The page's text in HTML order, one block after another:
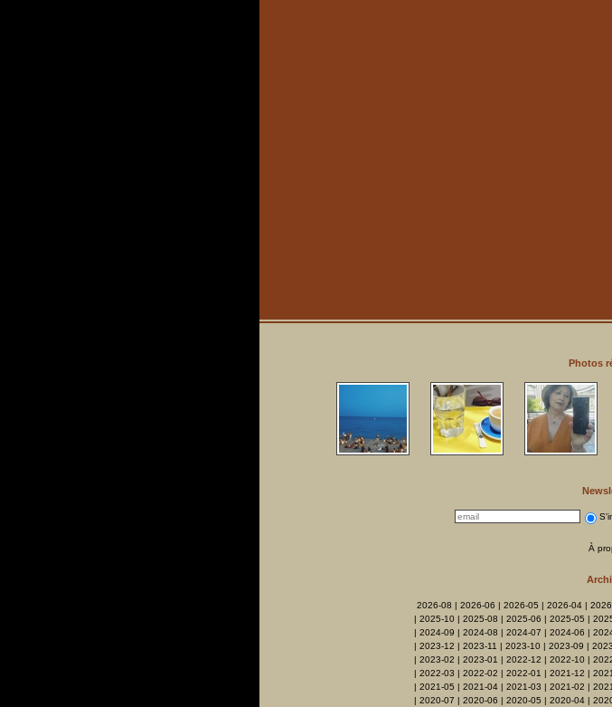
Photos
À
2026-08 | 2026-06 | 2026-05 | 2026-04 |
| 2025-10| 2025-08 | 2025-06 | 2025-05 |
| 2024-09 | 2024-08 | 2024-07 | 2024-06 |
| 2023-12 | 2023-11 | 2023-10 | 2023-09 |
| 2023-02 | 2023-01 | 2022-12 | 2022-10|
| 2022-03 | 2022-02 | 2022-01 | 2021-12 |
| 2021-05 | 2021-04| 2021-03 | 2021-02 |
| 2020-07 | 2020-06 | 2020-05 | 2020-04 |